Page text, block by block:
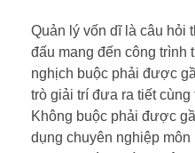
Quản lý vốn dĩ là câu hỏi
đấu mang đến công
nghịch buộc phải được
trò giải trí đưa ra tiết
Không buộc phải được
dụng chuyên nghiệp